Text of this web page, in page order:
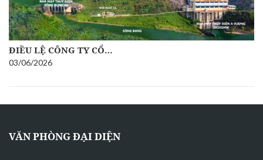
ĐIỀU LỆ CÔNG TY CỔ…
03/06/2026
VĂN PHÒNG ĐẠI DIỆN